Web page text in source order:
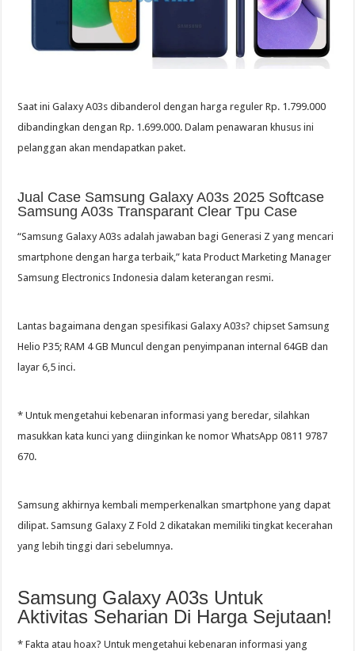
Saat ini Galaxy A03s dibanderol dengan harga reguler Rp. 1.799.000
dibandingkan dengan Rp. 1.699.000. Dalam penawaran khusus ini
pelanggan akan mendapatkan paket.
Jual Case Samsung Galaxy A03s 2025 Softcase
Samsung A03s Transparant Clear Tpu Case
“Samsung Galaxy A03s adalah jawaban bagi Generasi Z yang mencari
smartphone dengan harga terbaik,” kata Product Marketing Manager
Samsung Electronics Indonesia dalam keterangan resmi.
Lantas bagaimana dengan spesifikasi Galaxy A03s? chipset Samsung
Helio P35; RAM 4 GB Muncul dengan penyimpanan internal 64GB dan
layar 6,5 inci.
* Untuk mengetahui kebenaran informasi yang beredar, silahkan
masukkan kata kunci yang diinginkan ke nomor WhatsApp 0811 9787
670.
Samsung akhirnya kembali memperkenalkan smartphone yang dapat
dilipat. Samsung Galaxy Z Fold 2 dikatakan memiliki tingkat kecerahan
yang lebih tinggi dari sebelumnya.
Samsung Galaxy A03s Untuk
Aktivitas Seharian Di Harga Sejutaan!
* Fakta atau hoax? Untuk mengetahui kebenaran informasi yang